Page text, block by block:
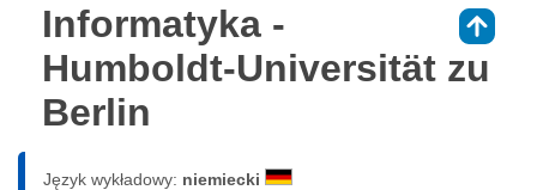
Informatyka -
Humboldt-Universität zu
Berlin
Język wykładowy: niemiecki